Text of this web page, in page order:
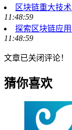
区块链重大技
11:48:59
探索区块链应
11:48:59
文章已关闭评论！
猜你喜欢